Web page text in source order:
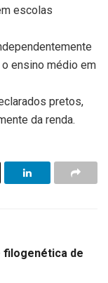
escolas
ensino médio em
pretos,
da renda.
filogenética de